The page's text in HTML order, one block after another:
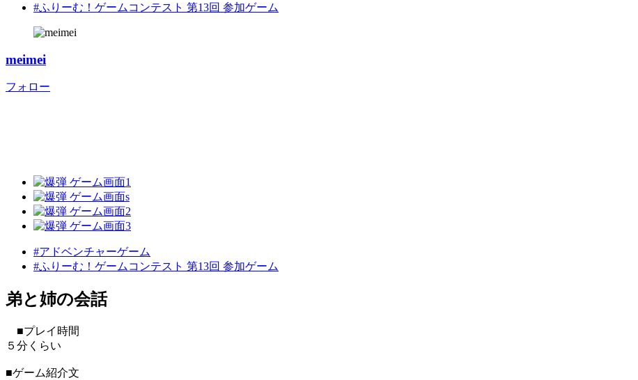
#ふりーむ！ゲームコンテスト 第13回 参加ゲーム
meimei
フォロー
#アドベンチャーゲーム
#ふりーむ！ゲームコンテスト 第13回 参加ゲーム
弟と姉の会話
■プレイ時間
５分くらい
■ゲーム紹介文